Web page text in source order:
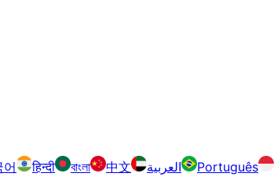
어 हिन्दी বাংলা 中文 العربية Português